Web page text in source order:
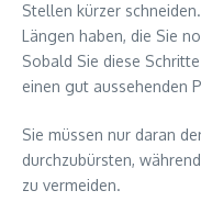
Stellen kürzer
Längen haben, die Sie
Sobald Sie diese
einen gut aussehenden
Sie müssen nur daran
durchzubürsten,
zu vermeiden.